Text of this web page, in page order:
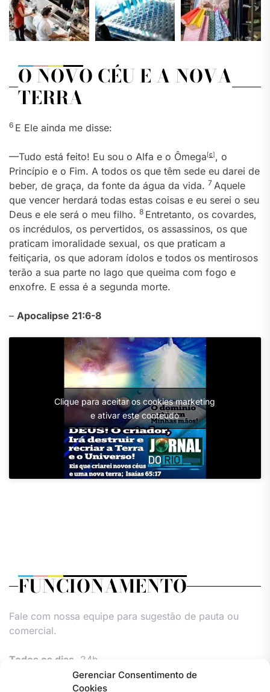
Gerenciar Consentimento de
Cookies
O NOVO CÉU E A NOVA
TERRA
6 E Ele ainda me disse:
—Tudo está feito! Eu sou o Alfa e o Ômega[c], o
Princípio e o Fim. A todos os que têm sede eu darei de
beber, de graça, da fonte da água da vida. 7 Aquele
que vencer herdará todas estas coisas e eu serei o seu
Deus e ele será o meu filho. 8 Entretanto, os covardes,
os incrédulos, os pervertidos, os assassinos, os que
praticam imoralidade sexual, os que praticam a
feitiçaria, os que adoram ídolos e todos os mentirosos
terão a sua parte no lago que queima com fogo e
enxofre. E essa é a segunda morte.
– Apocalipse 21:6-8
Clique para aceitar os cookies marketing
e ativar este conteúdo
FUNCIONAMENTO
Fale com nossa equipe para sugestão de pauta ou
comercial.
Todos os dias, 24h.